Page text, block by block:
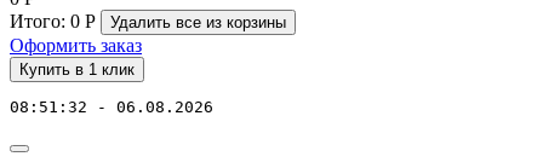
Итого: 0 Р Удалить все из корзины
Оформить заказ
Купить в 1 клик
08:51:32 - 06.08.2026